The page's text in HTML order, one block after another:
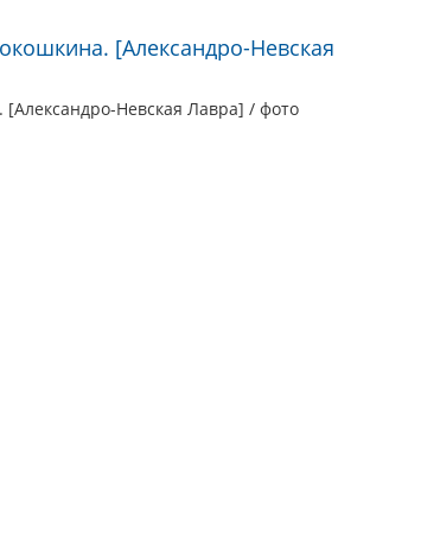
[Александро-Невская
Невская Лавра] / фото